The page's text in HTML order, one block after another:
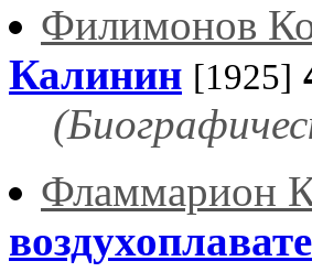
Филимонов
Калинин [1925]
Фламмарион